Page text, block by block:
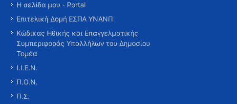
Η σελίδα μου - Portal
Επιτελική Δομή ΕΣΠΑ ΥΝΑΝΠ
Κώδικας Ηθικής και Επαγγελματικής
Συμπεριφοράς Υπαλλήλων του Δημοσίου
Τομέα
Ι.Ι.Ε.Ν.
Π.Ο.Ν.
Π.Σ.